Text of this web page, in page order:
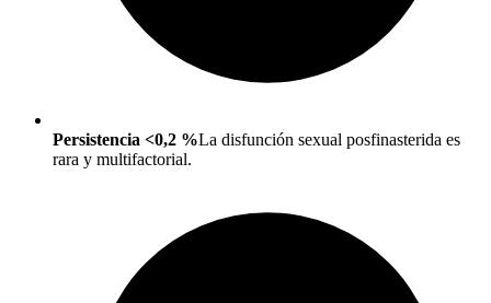
Persistencia <0,2 %La disfunción sexual posfinasterida es
rara y multifactorial.